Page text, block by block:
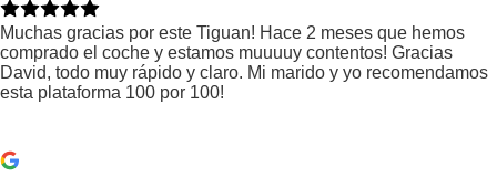
Muchas gracias por este Tiguan! Hace 2 meses que hemos
comprado el coche y estamos muuuuy contentos! Gracias
David, todo muy rápido y claro. Mi marido y yo recomendamos
esta plataforma 100 por 100!